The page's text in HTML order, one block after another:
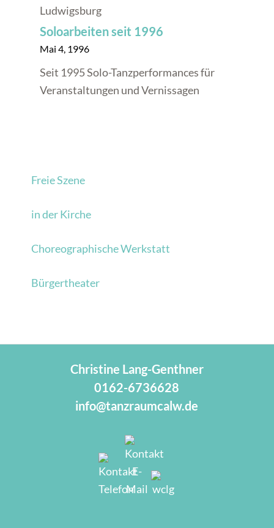
Ludwigsburg
Soloarbeiten seit 1996
Mai 4, 1996
Seit 1995 Solo-Tanzperformances für
Veranstaltungen und Vernissagen
Freie Szene
in der Kirche
Choreographische Werkstatt
Bürgertheater
Christine Lang-Genthner
0162-6736628
info@tanzraumcalw.de